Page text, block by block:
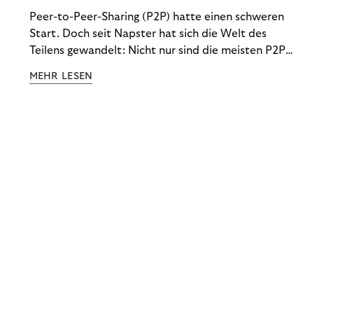
Peer-to-Peer-Sharing (P2P) hatte einen schweren
Start. Doch seit Napster hat sich die Welt des
Teilens gewandelt: Nicht nur sind die meisten P2P-
wird, hat sich geändert. Das bietet Unternehmen
MEHR LESEN